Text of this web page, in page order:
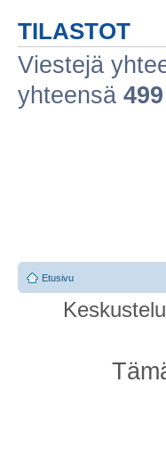
TILASTOT
Viestejä
yhteensä 499
Etusivu